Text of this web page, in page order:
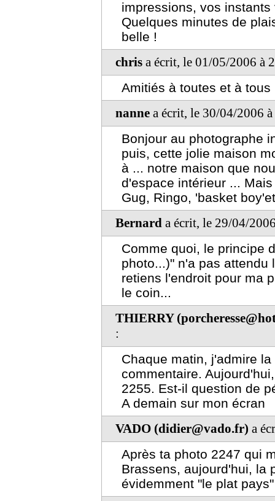
impressions, vos
Quelques minutes de
belle !
chris a écrit, le 01/05/2006 à
Amitiés à toutes et à
nanne a écrit, le 30/04/2006
Bonjour au photographe
puis, cette jolie maison
à ... notre maison que
d'espace intérieur ...
Gug, Ringo, 'basket
Bernard a écrit, le 29/04/
Comme quoi, le principe
photo...)" n'a pas attendu
retiens l'endroit pour ma
le coin...
THIERRY
:
Chaque matin, j'admire
commentaire.
2255. Est-il question de
A demain sur mon écran
VADO (didier@vado.fr) a
Après ta photo 2247 qui
Brassens, aujourd'hui, la
évidemment "le plat